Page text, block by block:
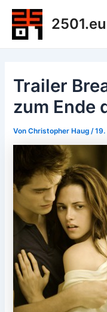
Zum
Inhalt
springen
Trailer
zum Ende
VonChristopher Haug/19.